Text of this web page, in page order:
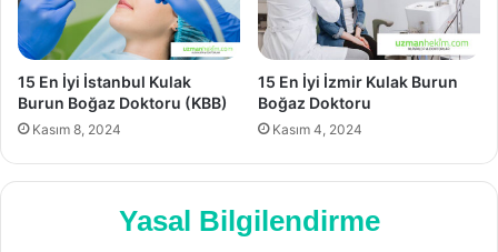
15 En İyi İstanbul Kulak
Burun Boğaz Doktoru (KBB)
Kasım 8, 2024
15 En İyi İzmir Kulak Burun
Boğaz Doktoru
Kasım 4, 2024
Yasal Bilgilendirme